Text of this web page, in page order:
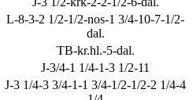
L-8-3-2 1/2-1/2-nos-1 3/4-10-7-1/2-
dal.
TB-kr.hl.-5-dal.
J-3/4-1 1/4-1-3 1/2-11
J-3 1/4-3 3/4-1-1 3/4-1/2-1/2-2 1/4-4